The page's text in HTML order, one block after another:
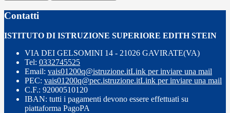
Contatti
ISTITUTO DI ISTRUZIONE SUPERIORE EDITH STEIN
VIA DEI GELSOMINI 14 - 21026 GAVIRATE(VA)
Tel: 0332745525
Email: vais01200q@istruzione.itLink per inviare una mail
PEC: vais01200q@pec.istruzione.itLink per inviare una mail
C.F.: 92000510120
IBAN: tutti i pagamenti devono essere effettuati su
piattaforma PagoPA